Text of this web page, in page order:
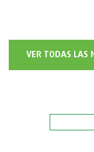
VER TODAS LAS